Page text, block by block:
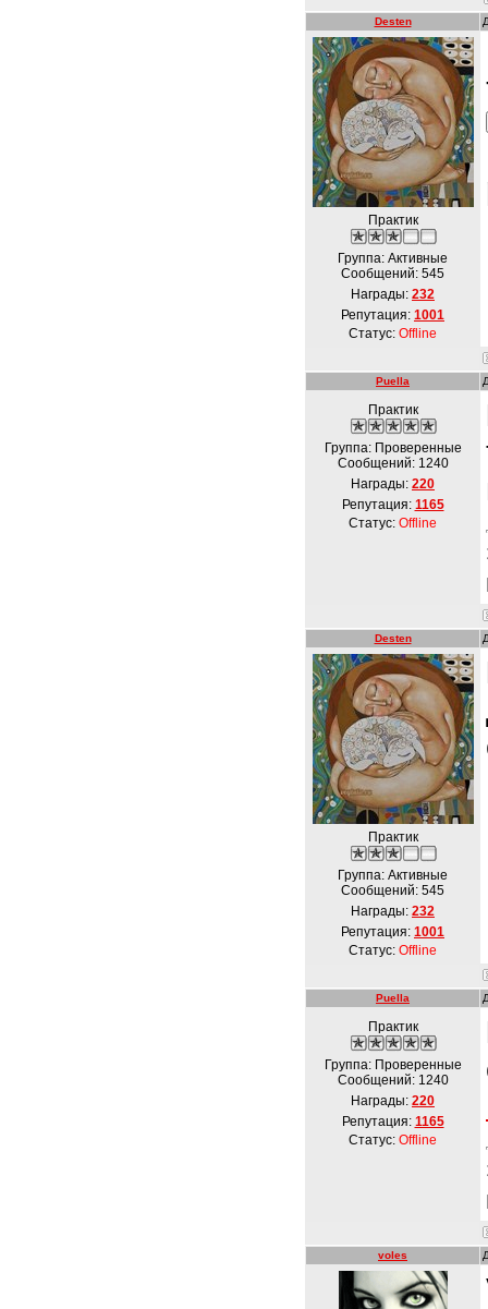
Desten
Практик
Группа: Активные
Сообщений: 545
Награды: 232
Репутация: 1001
Статус: Offline
Puella
Практик
Группа: Проверенные
Сообщений: 1240
Награды: 220
Репутация: 1165
Статус: Offline
Desten
Практик
Группа: Активные
Сообщений: 545
Награды: 232
Репутация: 1001
Статус: Offline
Puella
Практик
Группа: Проверенные
Сообщений: 1240
Награды: 220
Репутация: 1165
Статус: Offline
voles